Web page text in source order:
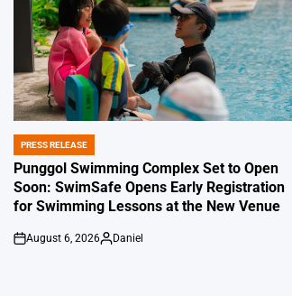
POSTED
IN
PRESS RELEASE
Punggol Swimming Complex Set to Open
Soon: SwimSafe Opens Early Registration
for Swimming Lessons at the New Venue
on
August 6, 2026
Posted
Daniel